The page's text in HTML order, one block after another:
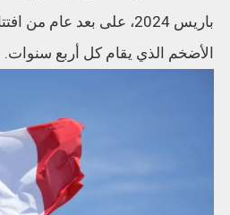
باريس 2024، على بعد عام
الأضخم الذي يقام كل أربع سنوات.